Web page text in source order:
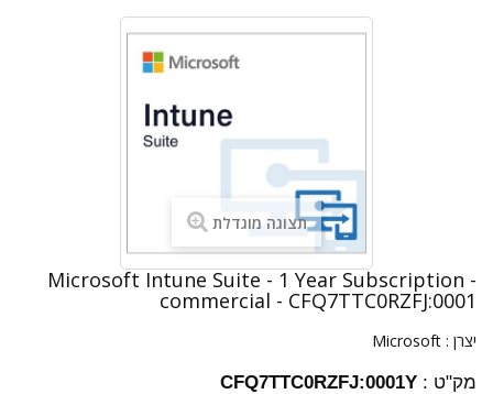
תצוגה מוגדלת
Microsoft Intune Suite - 1 Year Subscription -
commercial - CFQ7TTC0RZFJ:0001
יצרן : Microsoft
מק"ט : CFQ7TTC0RZFJ:0001Y